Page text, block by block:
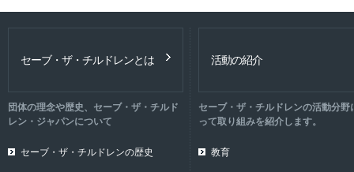
セーブ・ザ・チルドレンとは
団体の理念や歴史、セーブ・ザ・チルド
レン・ジャパンについて
セーブ・ザ・チルドレンの歴史
活動の紹介
セーブ・ザ・チルドレンの活動分野
って取り組みを紹介します。
教育